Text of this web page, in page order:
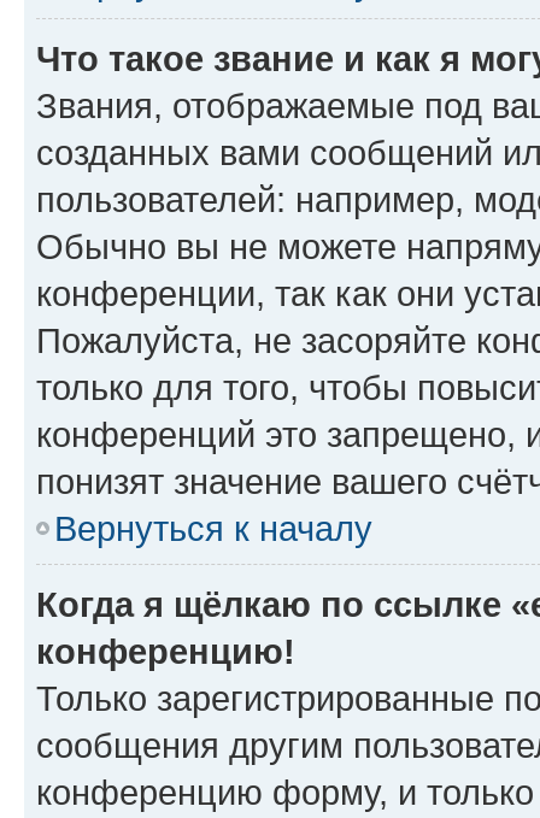
Что такое звание и как я
Звания, отображаемые под
созданных вами сообщений
пользователей: например,
Обычно вы не можете
конференции, так как они
Пожалуйста, не засоряйте
только для того, чтобы
конференций это запрещено,
понизят значение вашего
Вернуться к началу
Когда я щёлкаю по ссылке
конференцию!
Только зарегистрированные
сообщения другим
конференцию форму, и